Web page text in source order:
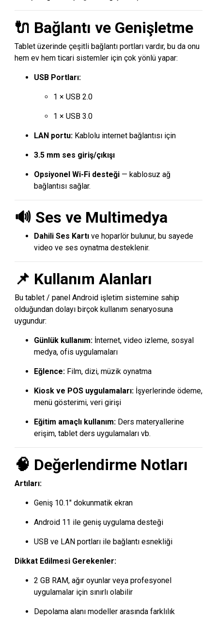
🔌 Bağlantı ve Genişletme
Tablet üzerinde çeşitli bağlantı portları vardır, bu da onu
hem ev hem ticari sistemler için çok yönlü yapar:
USB Portları:
1 × USB 2.0
1 × USB 3.0
LAN portu: Kablolu internet bağlantısı için
3.5 mm ses giriş/çıkışı
Opsiyonel Wi-Fi desteği — kablosuz ağ
bağlantısı sağlar.
🔊 Ses ve Multimedya
Dahili Ses Kartı ve hoparlör bulunur, bu sayede
video ve ses oynatma desteklenir.
📌 Kullanım Alanları
Bu tablet / panel Android işletim sistemine sahip
olduğundan dolayı birçok kullanım senaryosuna
uygundur:
Günlük kullanım: İnternet, video izleme, sosyal
medya, ofis uygulamaları
Eğlence: Film, dizi, müzik oynatma
Kiosk ve POS uygulamaları: İşyerlerinde ödeme,
menü gösterimi, veri girişi
Eğitim amaçlı kullanım: Ders materyallerine
erişim, tablet ders uygulamaları vb.
🧠 Değerlendirme Notları
Artıları:
Geniş 10.1″ dokunmatik ekran
Android 11 ile geniş uygulama desteği
USB ve LAN portları ile bağlantı esnekliği
Dikkat Edilmesi Gerekenler:
2 GB RAM, ağır oyunlar veya profesyonel
uygulamalar için sınırlı olabilir
Depolama alanı modeller arasında farklılık